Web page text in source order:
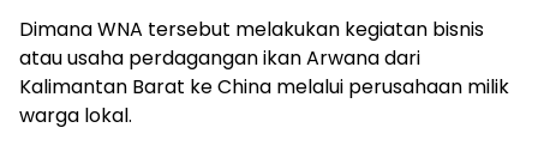
Dimana WNA tersebut melakukan kegiatan bisnis
atau usaha perdagangan ikan Arwana dari
Kalimantan Barat ke China melalui perusahaan milik
warga lokal.